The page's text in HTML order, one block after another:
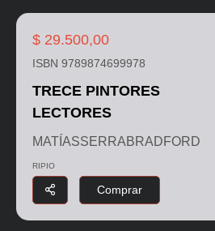
$ 29.500,00
ISBN 9789874699978
TRECE PINTORES
LECTORES
MATÍASSERRABRADFORD
RIPIO
Comprar